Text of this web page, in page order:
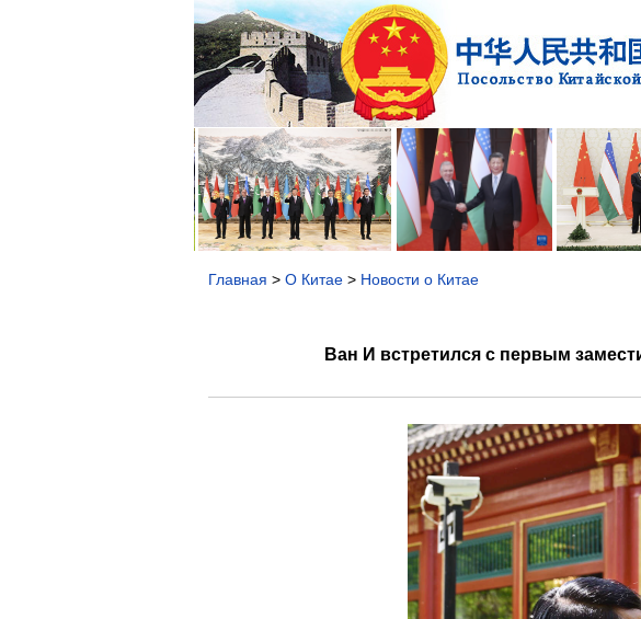
Главная > О Китае > Новости о Китае
Ван И встретился с первым